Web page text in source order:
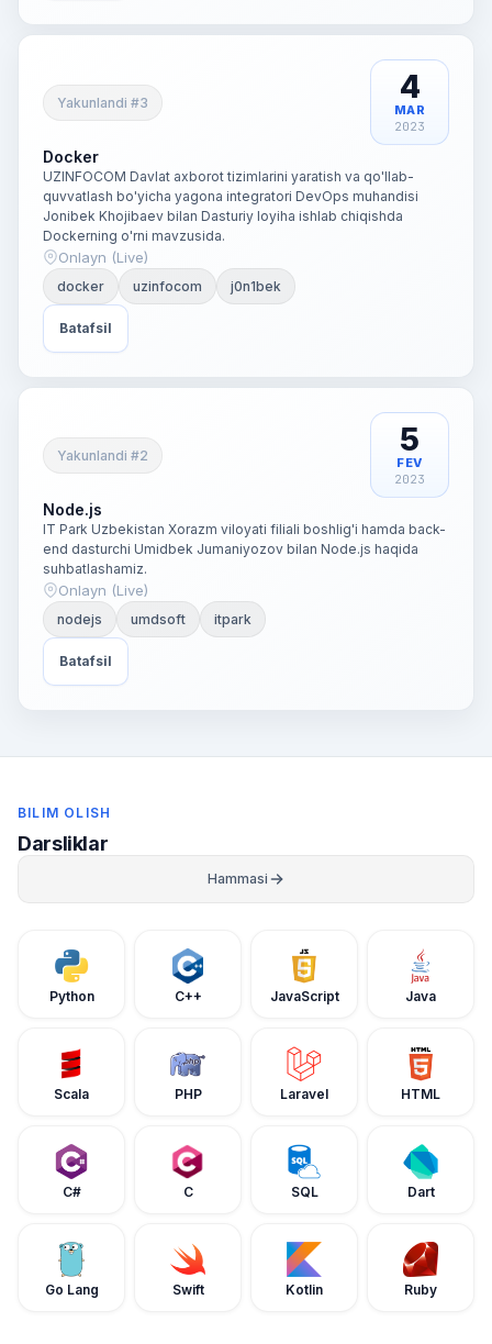
Yakunlandi #3 4
MAR
2023
Docker
UZINFOCOM Davlat axborot tizimlarini yaratish va qo'llab-
quvvatlash bo'yicha yagona integratori DevOps muhandisi
Jonibek Khojibaev bilan Dasturiy loyiha ishlab chiqishda
Dockerning o'rni mavzusida.
Onlayn (Live)
docker uzinfocom j0n1bek
Batafsil
Yakunlandi #2 5
FEV
2023
Node.js
IT Park Uzbekistan Xorazm viloyati filiali boshlig'i hamda back-
end dasturchi Umidbek Jumaniyozov bilan Node.js haqida
suhbatlashamiz.
Onlayn (Live)
nodejs umdsoft itpark
Batafsil
BILIM OLISH
Darsliklar
Hammasi
Python C++ JavaScript Java
Scala PHP Laravel HTML
C# C SQL Dart
Go Lang Swift Kotlin Ruby